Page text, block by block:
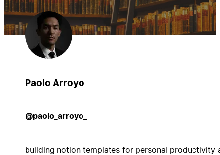
Paolo Arroyo
@paolo_arroyo_
building notion templates for personal productivity